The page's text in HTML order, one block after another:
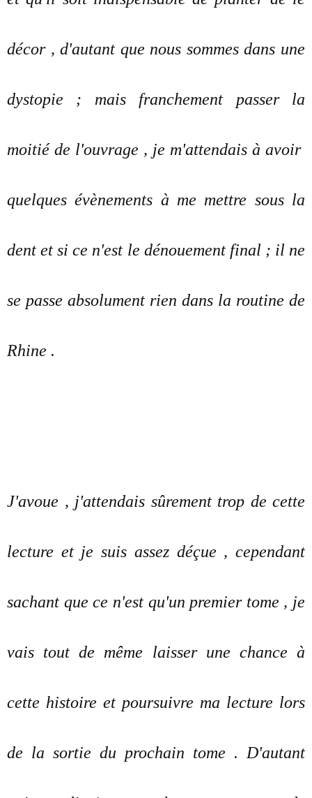
décor , d'autant que nous sommes dans une
dystopie ; mais franchement passer la
moitié de l'ouvrage , je m'attendais à avoir
quelques évènements à me mettre sous la
dent et si ce n'est le dénouement final ; il ne
se passe absolument rien dans la routine de
Rhine .
J'avoue , j'attendais sûrement trop de cette
lecture et je suis assez déçue , cependant
sachant que ce n'est qu'un premier tome , je
vais tout de même laisser une chance à
cette histoire et poursuivre ma lecture lors
de la sortie du prochain tome . D'autant